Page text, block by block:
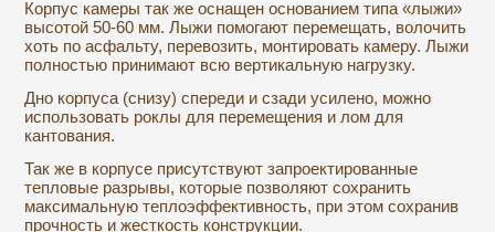
Корпус камеры так же оснащен основанием типа «лыжи»
высотой 50-60 мм. Лыжи помогают перемещать, волочить
хоть по асфальту, перевозить, монтировать камеру. Лыжи
полностью принимают всю вертикальную нагрузку.
Дно корпуса (снизу) спереди и сзади усилено, можно
использовать роклы для перемещения и лом для
кантования.
Так же в корпусе присутствуют запроектированные
тепловые разрывы, которые позволяют сохранить
максимальную теплоэффективность, при этом сохранив
прочность и жесткость конструкции.